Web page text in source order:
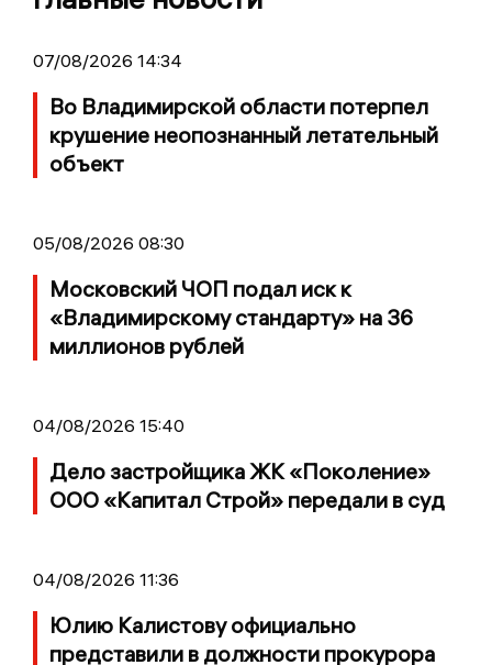
07/08/2026 14:34
Во Владимирской области потерпел
крушение неопознанный летательный
объект
05/08/2026 08:30
Московский ЧОП подал иск к
«Владимирскому стандарту» на 36
миллионов рублей
04/08/2026 15:40
Дело застройщика ЖК «Поколение»
ООО «Капитал Строй» передали в суд
04/08/2026 11:36
Юлию Калистову официально
представили в должности прокурора